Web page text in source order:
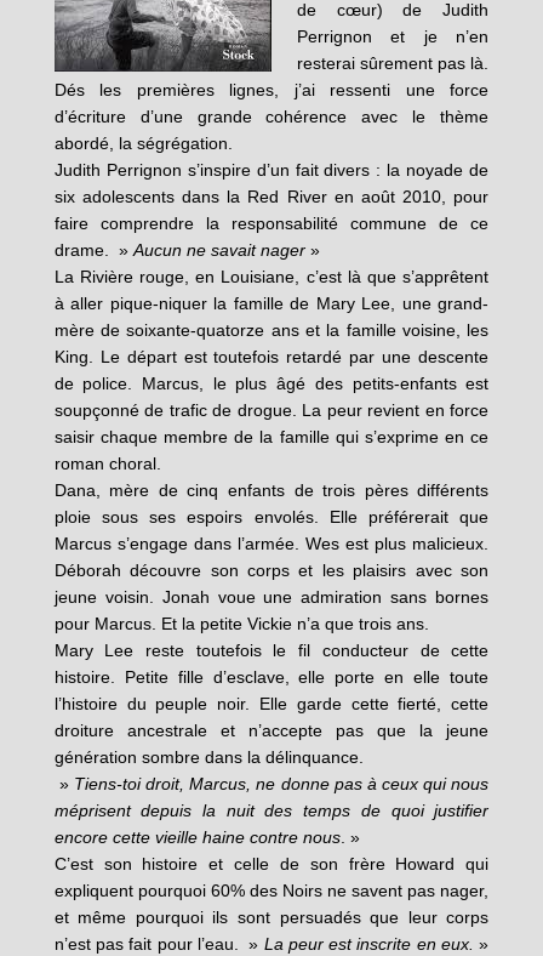
de cœur) de Judith
Perrignon et je n’en
resterai sûrement pas là.
Dés les premières lignes, j’ai ressenti une force
d’écriture d’une grande cohérence avec le thème
abordé, la ségrégation.
Judith Perrignon s’inspire d’un fait divers : la noyade de
six adolescents dans la Red River en août 2010, pour
faire comprendre la responsabilité commune de ce
drame. » Aucun ne savait nager»
La Rivière rouge, en Louisiane, c’est là que s’apprêtent
à aller pique-niquer la famille de Mary Lee, une grand-
mère de soixante-quatorze ans et la famille voisine, les
King. Le départ est toutefois retardé par une descente
de police. Marcus, le plus âgé des petits-enfants est
soupçonné de trafic de drogue. La peur revient en force
saisir chaque membre de la famille qui s’exprime en ce
roman choral.
Dana, mère de cinq enfants de trois pères différents
ploie sous ses espoirs envolés. Elle préférerait que
Marcus s’engage dans l’armée. Wes est plus malicieux.
Déborah découvre son corps et les plaisirs avec son
jeune voisin. Jonah voue une admiration sans bornes
pour Marcus. Et la petite Vickie n’a que trois ans.
Mary Lee reste toutefois le fil conducteur de cette
histoire. Petite fille d’esclave, elle porte en elle toute
l’histoire du peuple noir. Elle garde cette fierté, cette
droiture ancestrale et n’accepte pas que la jeune
génération sombre dans la délinquance.
» Tiens-toi droit, Marcus, ne donne pas à ceux qui nous
méprisent depuis la nuit des temps de quoi justifier
encore cette vieille haine contre nous. »
C’est son histoire et celle de son frère Howard qui
expliquent pourquoi 60% des Noirs ne savent pas nager,
et même pourquoi ils sont persuadés que leur corps
n’est pas fait pour l’eau. » La peur est inscrite en eux. »